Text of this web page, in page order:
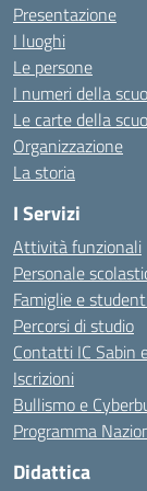
Presentazione
I luoghi
Le persone
I numeri della
Le carte della
Organizzazione
La storia
I Servizi
Attività funzionali
Personale
Famiglie e studenti
Percorsi di studio
Contatti IC Sabin
Iscrizioni
Bullismo e
Programma
Didattica